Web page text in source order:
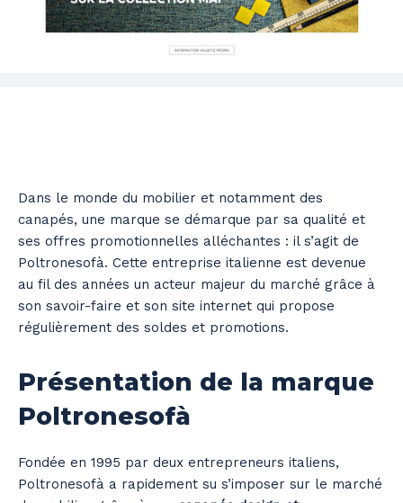
Dans le monde du mobilier et notamment des
canapés, une marque se démarque par sa qualité et
ses offres promotionnelles alléchantes : il s’agit de
Poltronesofà. Cette entreprise italienne est devenue
au fil des années un acteur majeur du marché grâce à
son savoir-faire et son site internet qui propose
régulièrement des soldes et promotions.
Présentation de la marque
Poltronesofà
Fondée en 1995 par deux entrepreneurs italiens,
Poltronesofà a rapidement su s’imposer sur le marché